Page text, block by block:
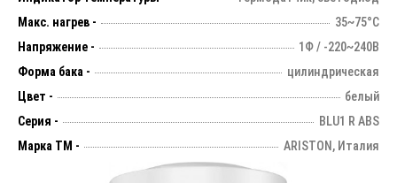
Макс. нагрев -
35~75°С
Напряжение -
1Ф / -220~240В
Форма бака -
цилиндрическая
Цвет -
белый
Серия -
BLU1 R ABS
Марка ТМ -
ARISTON, Италия